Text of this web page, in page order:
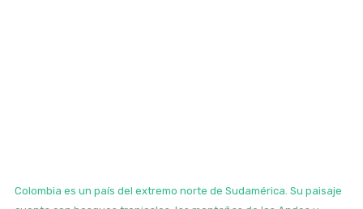
Colombia es un país del extremo norte de Sudamérica. Su paisaje